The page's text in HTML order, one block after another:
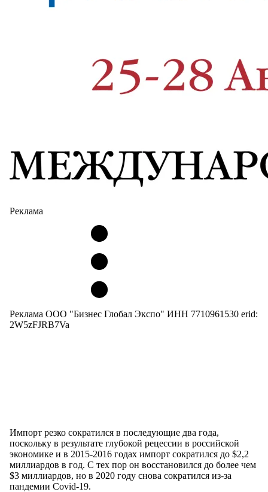
Реклама
Реклама ООО "Бизнес Глобал Экспо" ИНН 7710961530 erid:
2W5zFJRB7Va
Импорт резко сократился в последующие два года,
поскольку в результате глубокой рецессии в российской
экономике и в 2015-2016 годах импорт сократился до $2,2
миллиардов в год. С тех пор он восстановился до более чем
$3 миллиардов, но в 2020 году снова сократился из-за
пандемии Covid-19.